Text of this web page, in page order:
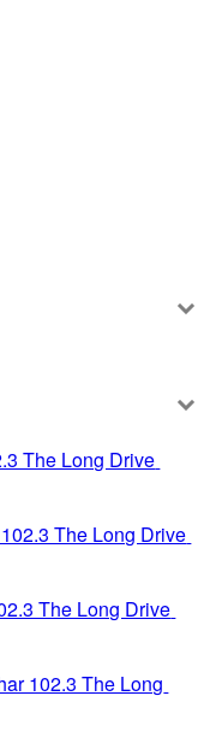
The Long Drive
The Long Drive
The Long Drive
102.3 The Long